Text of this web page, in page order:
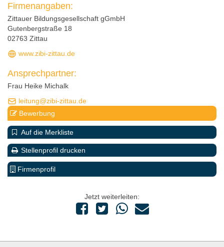
Firmenangaben:
Zittauer Bildungsgesellschaft gGmbH
Gutenbergstraße 18
02763 Zittau
www.zibi-zittau.de
Ansprechpartner:
Frau Heike Michalk
leitung@zibi-zittau.de
Bewerbung
Auf die Merkliste
Stellenprofil drucken
Firmenprofil
Jetzt weiterleiten: